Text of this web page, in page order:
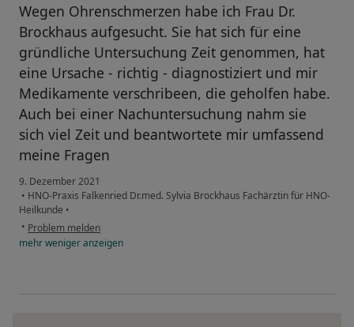
Wegen Ohrenschmerzen habe ich Frau Dr.
Brockhaus aufgesucht. Sie hat sich für eine
gründliche Untersuchung Zeit genommen, hat
eine Ursache - richtig - diagnostiziert und mir
Medikamente verschribeen, die geholfen habe.
Auch bei einer Nachuntersuchung nahm sie
sich viel Zeit und beantwortete mir umfassend
meine Fragen
9. Dezember 2021
• HNO-Praxis Falkenried Dr.med. Sylvia Brockhaus Fachärztin für HNO-
Heilkunde •
• Problem melden
mehrwenigeranzeigen